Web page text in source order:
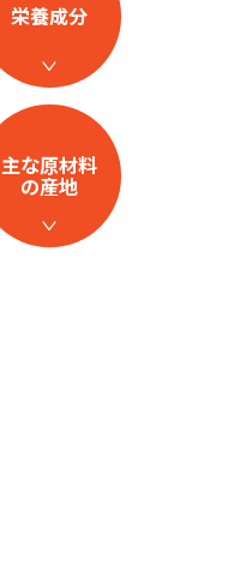
栄養成分
主な原材料
の産地